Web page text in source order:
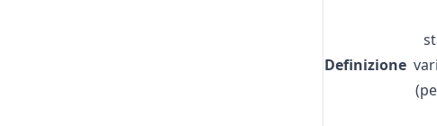
Definizione